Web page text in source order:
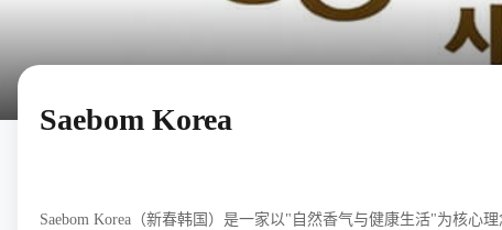
Saebom Korea
Saebom Korea（新春韩国）是一家以"自然香气与健康生活"为核